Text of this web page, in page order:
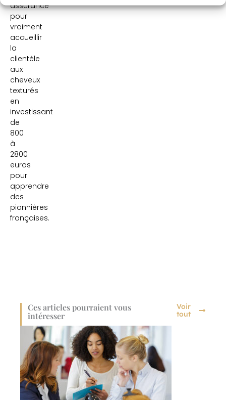
assurance
pour
vraiment
accueillir
la
clientèle
aux
cheveux
texturés
en
investissant
de
800
à
2800
euros
pour
apprendre
des
pionnières
françaises.
Ces articles pourraient vous
intéresser
Voir
tout